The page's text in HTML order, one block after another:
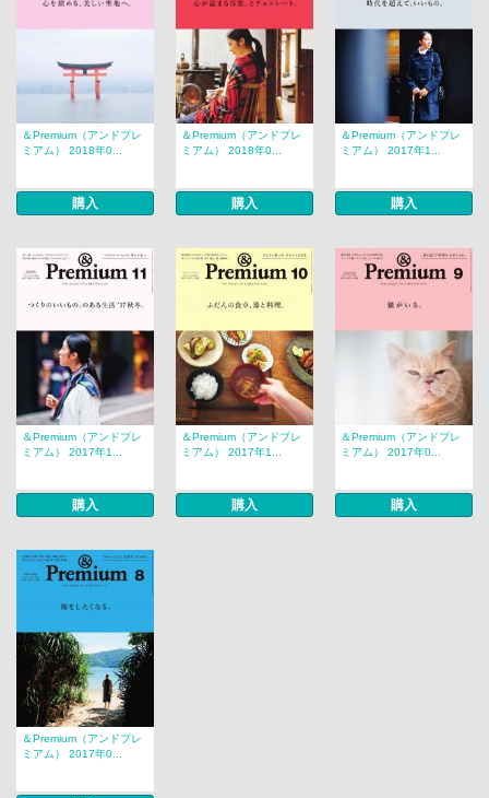
＆Premium（アンドプレ
ミアム） 2018年0...
購入
＆Premium（アンドプレ
ミアム） 2018年0...
購入
＆Premium（アンドプレ
ミアム） 2017年1...
購入
＆Premium（アンドプレ
ミアム） 2017年1...
購入
＆Premium（アンドプレ
ミアム） 2017年1...
購入
＆Premium（アンドプレ
ミアム） 2017年0...
購入
＆Premium（アンドプレ
ミアム） 2017年0...